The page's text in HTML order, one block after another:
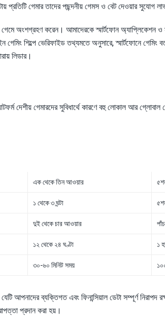
প্রতিটি গেমার তাদের পছন্দনীয় গেমস ও বেট দেওয়ার সুযোগ
গেমে অংশগ্রহণ করেন। আমাদেরকে স্মার্টফোন অ্যাপ্লিকেশন
শিল্পে ভেরিফাইড তথ্যমতে অনুসারে, স্মার্টফোনে গেমিং
লিডার।
দেশীয় গেমারদের সুবিধার্থে কারণে বহু লোকাল আর গ্লোবাল
এক থেকে তিন আওয়ার
১ থেকে ৩ ঘন্টা
দুই থেকে চার আওয়ার
১২ থেকে ২৪ ঘণ্টা ১
৩০-৬০ মিনিট সময়
আপনাদের ব্যক্তিগত এবং ফিনান্সিয়াল ডেটা সম্পূর্ণ নিরাপদ
প্রদান করা হয়।